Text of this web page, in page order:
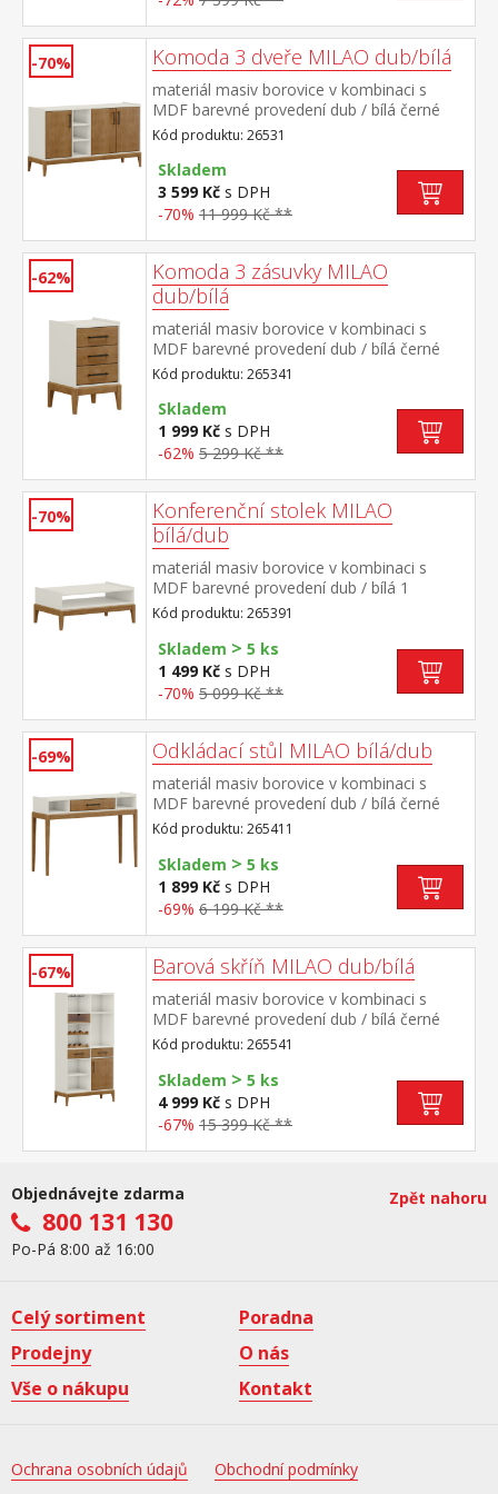
-70% Komoda 3 dveře MILAO dub/bílá
materiál masiv borovice v kombinaci s
MDF barevné provedení dub / bílá černé
kovové úchytky 3 dvířka, 2 police
Kód produktu: 26531
Skladem
3 599 Kč s DPH
-70% 11 999 Kč **
-62%
Komoda 3 zásuvky MILAO
dub/bílá
materiál masiv borovice v kombinaci s
MDF barevné provedení dub / bílá černé
kovové úchytky 3 zásuvky s kovovými
pojezdy
Kód produktu: 265341
Skladem
1 999 Kč s DPH
-62% 5 299 Kč **
-70%
Konferenční stolek MILAO
bílá/dub
materiál masiv borovice v kombinaci s
MDF barevné provedení dub / bílá 1
otevřená police
Kód produktu: 265391
Skladem > 5 ks
1 499 Kč s DPH
-70% 5 099 Kč **
-69% Odkládací stůl MILAO bílá/dub
materiál masiv borovice v kombinaci s
MDF barevné provedení dub / bílá černé
kovové úchytky 1 zásuvka s kovovými
pojezdy
Kód produktu: 265411
Skladem > 5 ks
1 899 Kč s DPH
-69% 6 199 Kč **
-67% Barová skříň MILAO dub/bílá
materiál masiv borovice v kombinaci s
MDF barevné provedení dub / bílá černé
kovové úchytky 1 dvířka, 2 zásuvky s
kovovými pojezdy 2 police na uložení vína 2
kovové držáky k uchycení sklenic na víno 1
prosklená zásuvka, 2 police
Kód produktu: 265541
Skladem > 5 ks
4 999 Kč s DPH
-67% 15 399 Kč **
Objednávejte zdarma
800 131 130
Po-Pá 8:00 až 16:00
Zpět nahoru
Celý sortiment
Poradna
Prodejny
O nás
Vše o nákupu
Kontakt
Ochrana osobních údajů Obchodní podmínky